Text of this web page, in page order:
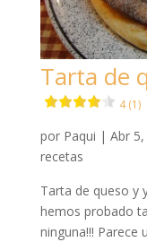
Tarta de
4 (1)
por Paqui | Abr
recetas
Tarta de queso y
hemos probado
ninguna!!! Parece